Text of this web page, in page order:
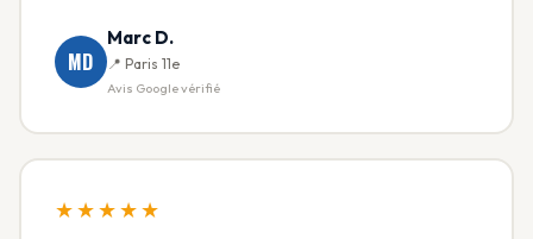
MD
Marc D.
📍 Paris 11e
Avis Google vérifié
★★★★★